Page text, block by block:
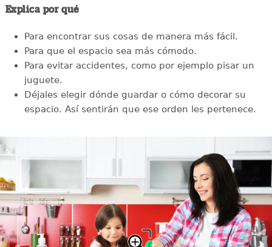
Explica por qué
Para encontrar sus cosas de manera más fácil.
Para que el espacio sea más cómodo.
Para evitar accidentes, como por ejemplo pisar un
juguete.
Déjales elegir dónde guardar o cómo decorar su
espacio. Así sentirán que ese orden les pertenece.